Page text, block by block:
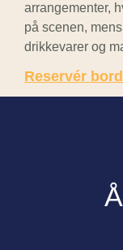
arrangementer,
på scenen,
drikkevarer og
Reservér